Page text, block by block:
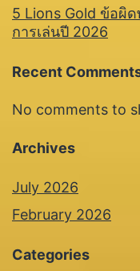
5 Lions Gold ข้อผิ
การเล่นปี 2026
Recent
No comments to
Archives
July 2026
February 2026
Categories